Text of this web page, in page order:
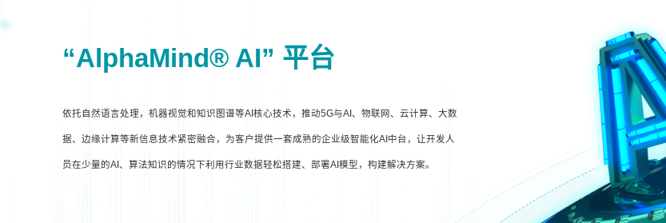
“AlphaMind® AI” 平台
依托自然语言处理，机器视觉和知识图谱等AI核心技术，推动5G与AI、物联网、云计算、大数
据、边缘计算等新信息技术紧密融合，为客户提供一套成熟的企业级智能化AI中台，让开发人
员在少量的AI、算法知识的情况下利用行业数据轻松搭建、部署AI模型，构建解决方案。